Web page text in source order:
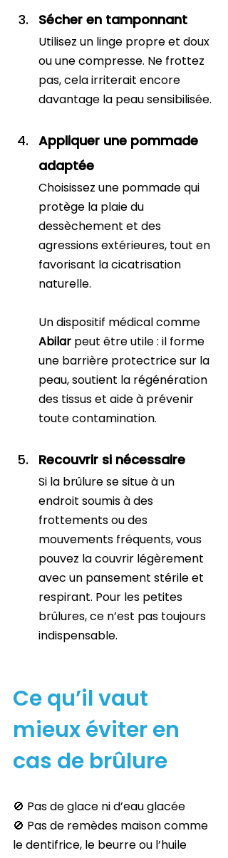
Sécher en tamponnant
Utilisez un linge propre et doux
ou une compresse. Ne frottez
pas, cela irriterait encore
davantage la peau sensibilisée.
Appliquer une pommade
adaptée
Choisissez une pommade qui
protège la plaie du
dessèchement et des
agressions extérieures, tout en
favorisant la cicatrisation
naturelle.
Un dispositif médical comme
Abilar peut être utile : il forme
une barrière protectrice sur la
peau, soutient la régénération
des tissus et aide à prévenir
toute contamination.
Recouvrir si nécessaire
Si la brûlure se situe à un
endroit soumis à des
frottements ou des
mouvements fréquents, vous
pouvez la couvrir légèrement
avec un pansement stérile et
respirant. Pour les petites
brûlures, ce n’est pas toujours
indispensable.
Ce qu’il vaut
mieux éviter en
cas de brûlure
🚫 Pas de glace ni d’eau glacée
🚫 Pas de remèdes maison comme
le dentifrice, le beurre ou l’huile